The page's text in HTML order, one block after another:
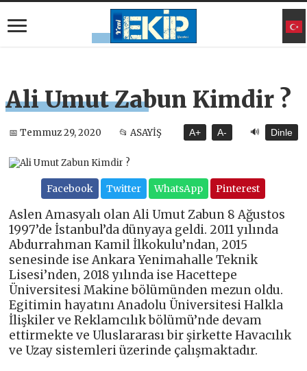
Ali Umut Zabun Kimdir ?
📅 Temmuz 29, 2020 📂 ASAYİŞ A+ A- 🔊 Dinle
Facebook Twitter WhatsApp Pinterest
Aslen Amasyalı olan Ali Umut Zabun 8 Ağustos
1997’de İstanbul’da dünyaya geldi. 2011 yılında
Abdurrahman Kamil İlkokulu’ndan, 2015
senesinde ise Ankara Yenimahalle Teknik
Lisesi’nden, 2018 yılında ise Hacettepe
Üniversitesi Makine bölümünden mezun oldu.
Egitimin hayatını Anadolu Üniversitesi Halkla
İlişkiler ve Reklamcılık bölümü’nde devam
ettirmekte ve Uluslararası bir şirkette Havacılık
ve Uzay sistemleri üzerinde çalışmaktadır.